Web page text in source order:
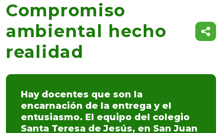
Compromiso
ambiental hecho
realidad
Hay docentes que son la
encarnación de la entrega y el
entusiasmo. El equipo del colegio
Santa Teresa de Jesús, en San Juan